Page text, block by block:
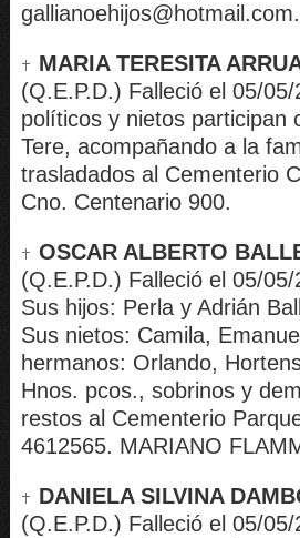
MARIA TERESITA
(Q.E.P.D.) Falleció el 05/
políticos y nietos participan
Tere, acompañando a la
trasladados al Cementerio
Cno. Centenario 900.
OSCAR ALBERTO
(Q.E.P.D.) Falleció el 05/
Sus hijos: Perla y Adrián
Sus nietos: Camila,
hermanos: Orlando,
Hnos. pcos., sobrinos y
restos al Cementerio
4612565. MARIANO
DANIELA SILVINA
(Q.E.P.D.) Falleció el 05/